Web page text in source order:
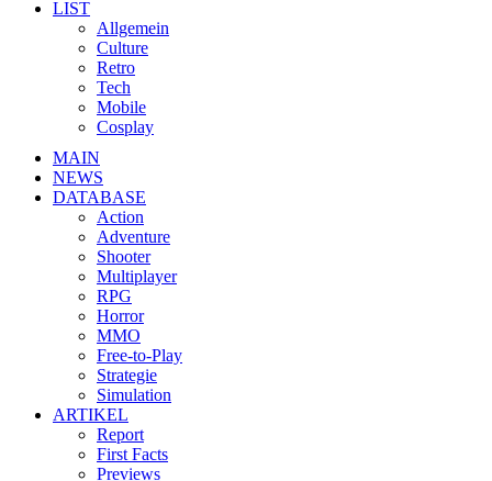
LIST
Allgemein
Culture
Retro
Tech
Mobile
Cosplay
MAIN
NEWS
DATABASE
Action
Adventure
Shooter
Multiplayer
RPG
Horror
MMO
Free-to-Play
Strategie
Simulation
ARTIKEL
Report
First Facts
Previews